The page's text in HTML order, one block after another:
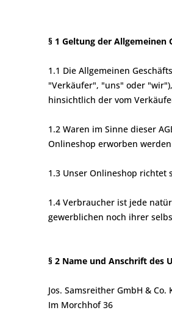
§ 1 Geltung der Allgemeinen
1.1 Die Allgemeinen
"Verkäufer", "uns" oder
hinsichtlich der vom
1.2 Waren im Sinne dieser
Onlineshop erworben
1.3 Unser Onlineshop richtet
1.4 Verbraucher ist jede
gewerblichen noch ihrer
§ 2 Name und Anschrift des
Jos. Samsreither GmbH & Co.
Im Morchhof 36